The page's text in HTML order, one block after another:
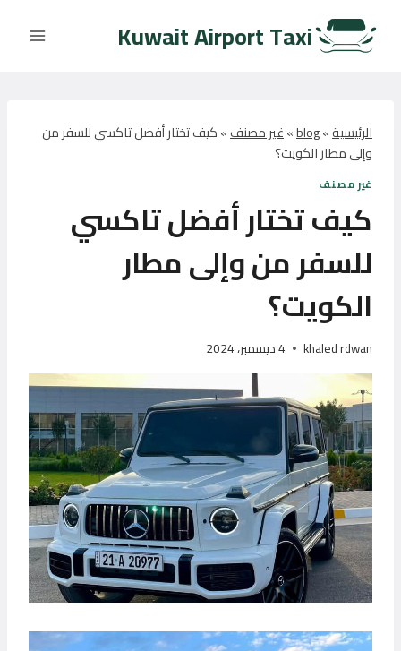
المحتوى
Kuwait Airport Taxi
الرئيسية»
blog
»غير مصنف»كيف تختار أفضل تاكسي للسفر من
وإلى مطار الكويت؟
غير مصنف
كيف تختار أفضل تاكسي
للسفر من وإلى مطار
الكويت؟
khaled rdwan 4 ديسمبر، 2024